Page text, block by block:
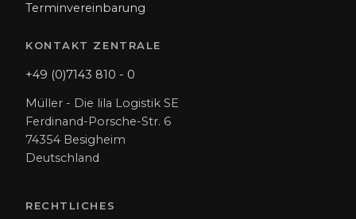
Terminvereinbarung
KONTAKT ZENTRALE
+49 (0)7143 810 - 0
Müller - Die lila Logistik SE
Ferdinand-Porsche-Str. 6
74354 Besigheim
Deutschland
RECHTLICHES